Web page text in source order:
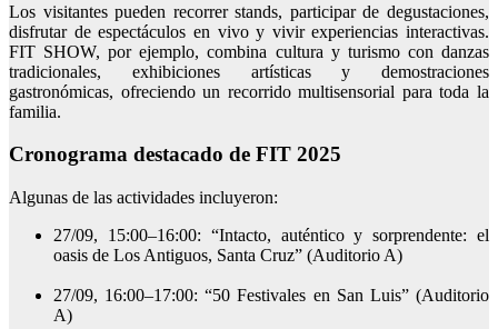
Los visitantes pueden recorrer stands, participar de degustaciones,
disfrutar de espectáculos en vivo y vivir experiencias interactivas.
FIT SHOW, por ejemplo, combina cultura y turismo con danzas
tradicionales, exhibiciones artísticas y demostraciones
gastronómicas, ofreciendo un recorrido multisensorial para toda la
familia.
Cronograma destacado de FIT 2025
Algunas de las actividades incluyeron:
27/09, 15:00–16:00: “Intacto, auténtico y sorprendente: el
oasis de Los Antiguos, Santa Cruz” (Auditorio A)
27/09, 16:00–17:00: “50 Festivales en San Luis” (Auditorio
A)